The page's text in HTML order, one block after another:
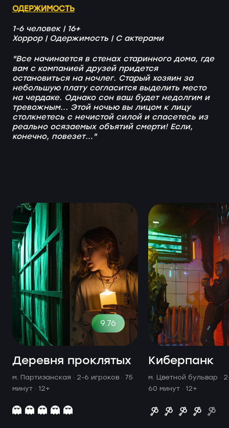
ОДЕРЖИМОСТЬ
1-6 человек | 16+
Хоррор | Одержимость | С актерами
"Все начинается в стенах старинного дома, где
вам с компанией друзей придется
остановиться на ночлег. Старый хозяин за
небольшую плату согласится выделить место
на чердаке. Однако сон ваш будет недолгим и
тревожным... Этой ночью вы лицом к лицу
столкнетесь с нечистой силой и спасетесь из
реально осязаемых объятий смерти! Если,
конечно, повезет..."
9.76
Деревня проклятых
м. Партизанская · 2-6 игроков · 75
минут · 12+
Киберпанк
м. Цветной бульвар ·
60 минут · 12+